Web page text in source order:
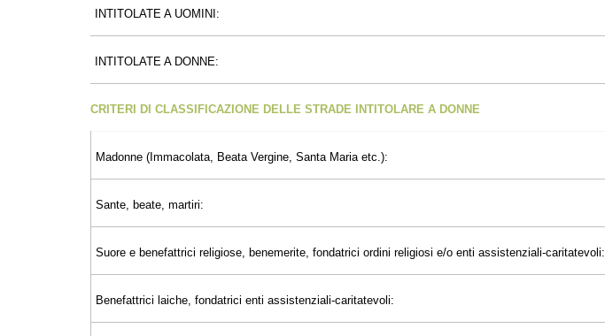
INTITOLATE A UOMINI:
INTITOLATE A DONNE:
CRITERI DI CLASSIFICAZIONE DELLE STRADE INTITOLARE A DONNE
Madonne (Immacolata, Beata Vergine, Santa Maria etc.):
Sante, beate, martiri:
Suore e benefattrici religiose, benemerite, fondatrici ordini religiosi e/o enti assistenziali-caritatevoli:
Benefattrici laiche, fondatrici enti assistenziali-caritatevoli: